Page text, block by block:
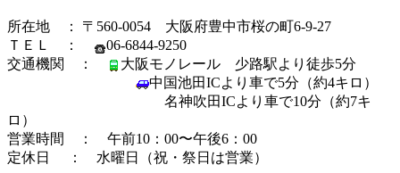
所在地 ： 〒560-0054 大阪府豊中市桜の町6-9-27
ＴＥＬ ：
06-6844-9250
交通機関 ：
大阪モノレール 少路駅より徒歩5分
中国池田ICより車で5分（約4キロ）
名神吹田ICより車で10分（約7キ
ロ）
営業時間 ： 午前10：00〜午後6：00
定休日 ： 水曜日（祝・祭日は営業）